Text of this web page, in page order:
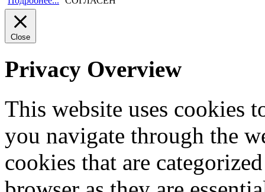
Close
Privacy Overview
This website uses cookies
you navigate through the
cookies that are